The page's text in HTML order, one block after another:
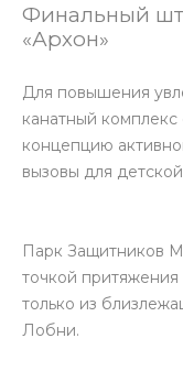
Финальный
«Архон»
Для повышения
канатный
концепцию
вызовы для
Парк Защитников
точкой
только из
Лобни.